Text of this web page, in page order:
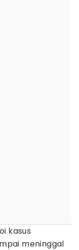
kasus
meninggal